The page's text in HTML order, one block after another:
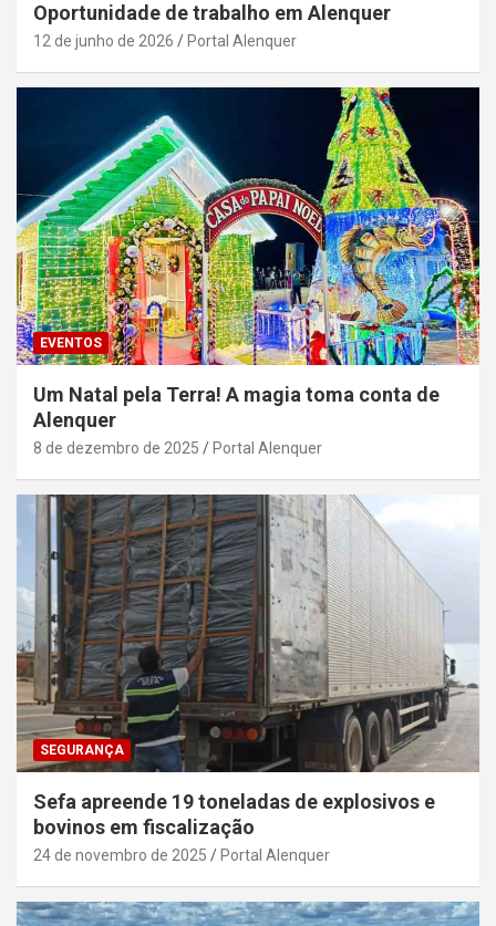
Oportunidade de trabalho em Alenquer
12 de junho de 2026 Portal Alenquer
EVENTOS
Um Natal pela Terra! A magia toma conta de
Alenquer
8 de dezembro de 2025 Portal Alenquer
SEGURANÇA
Sefa apreende 19 toneladas de explosivos e
bovinos em fiscalização
24 de novembro de 2025 Portal Alenquer